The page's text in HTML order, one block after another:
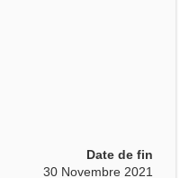
Date de fin
30 Novembre 2021